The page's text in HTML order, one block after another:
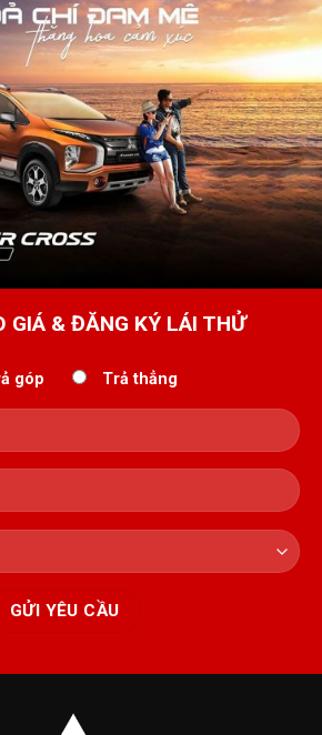
GIÁ & ĐĂNG KÝ LÁI THỬ
góp Trả thẳng